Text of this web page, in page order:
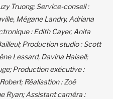
Truong; Service-conseil :
Mégane Landry, Adriana
: Edith Cayer, Anita
Production studio : Scott
Lessard, Davina Haisell;
Production exécutive :
Réalisation : Zoé
Ryan; Assistant caméra :